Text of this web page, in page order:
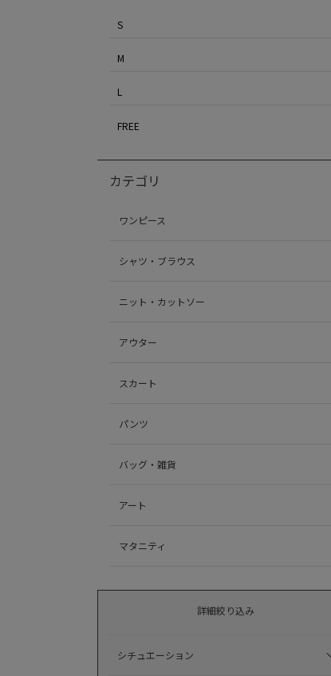
S
M
L
FREE
カテゴリ
ワンピース
シャツ・ブラウス
ニット・カットソー
アウター
スカート
パンツ
バッグ・雑貨
アート
マタニティ
詳細絞り込み
シチュエーション